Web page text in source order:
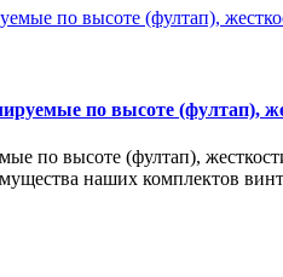
по высоте (фултап),
по высоте (фултап),
наших комплектов